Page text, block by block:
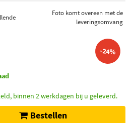
Foto komt overeen met de
leveringsomvang
-24%
binnen 2 werkdagen bij u geleverd.
Bestellen